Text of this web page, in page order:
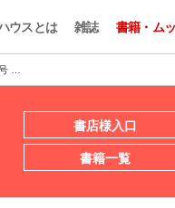
ウスとは 雑誌 書籍・ム
…
書店様入口
書籍一覧